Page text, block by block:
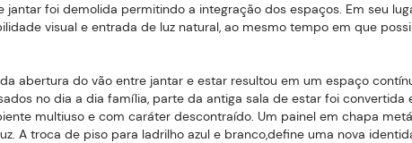
jantar foi demolida permitindo a integração dos espaços. Em seu
visual e entrada de luz natural, ao mesmo tempo em que
abertura do vão entre jantar e estar resultou em um espaço
no dia a dia família, parte da antiga sala de estar foi
multiuso e com caráter descontraído. Um painel em chapa
A troca de piso para ladrilho azul e branco,define uma nova